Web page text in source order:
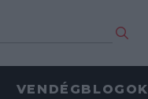
VENDÉGBLOGOK